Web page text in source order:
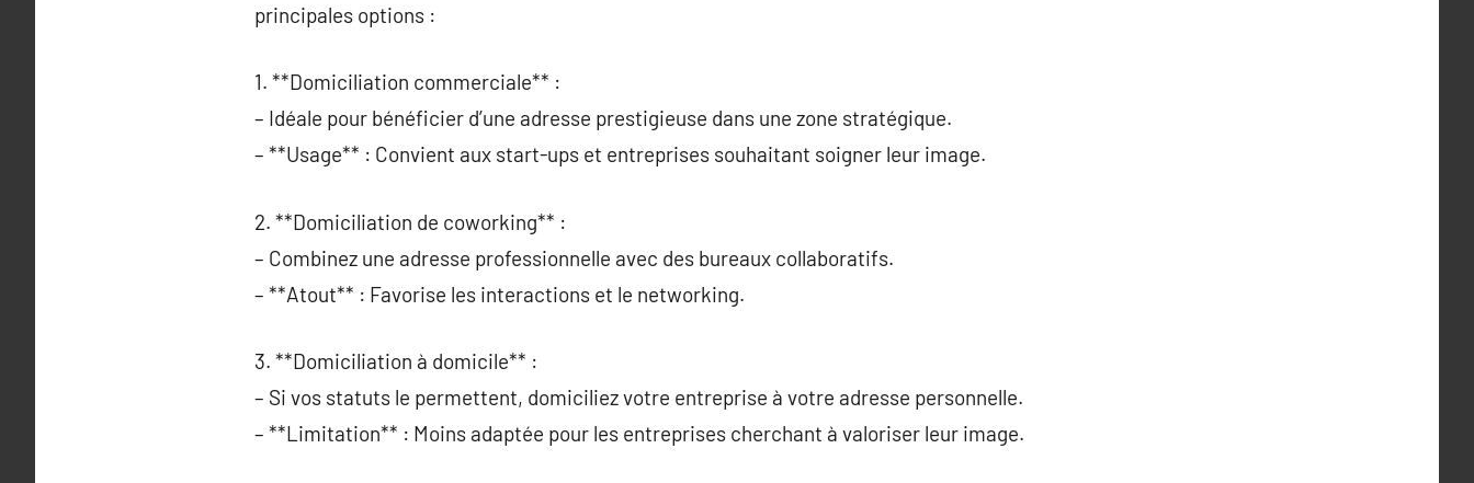
principales options :
1. **Domiciliation commerciale** :
– Idéale pour bénéficier d’une adresse prestigieuse dans une zone stratégique.
– **Usage** : Convient aux start-ups et entreprises souhaitant soigner leur image.
2. **Domiciliation de coworking** :
– Combinez une adresse professionnelle avec des bureaux collaboratifs.
– **Atout** : Favorise les interactions et le networking.
3. **Domiciliation à domicile** :
– Si vos statuts le permettent, domiciliez votre entreprise à votre adresse personnelle.
– **Limitation** : Moins adaptée pour les entreprises cherchant à valoriser leur image.